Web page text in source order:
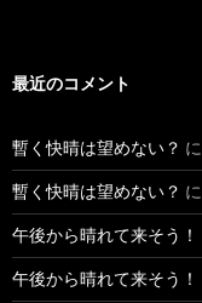
最近のコメント
暫く快晴は望めない？ に
暫く快晴は望めない？ に
午後から晴れて来そう！
午後から晴れて来そう！